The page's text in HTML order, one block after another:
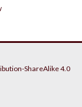
ShareAlike 4.0